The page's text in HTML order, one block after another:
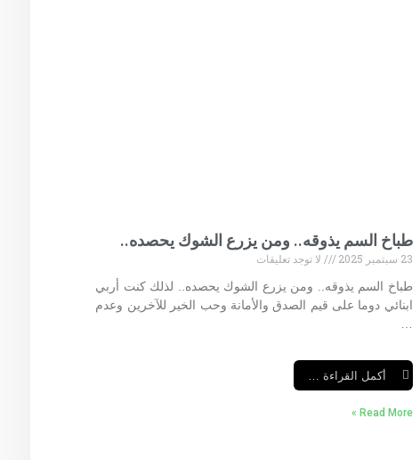
طباخ السم يذوقه.. ومن يزرع الشوك يحصده..
23 سبتمبر 2025
لا توجد تعليقات
طباخ السم يذوقه.. ومن يزرع الشوك يحصده.. لذلك كنت أربي
ابنائي دوما على قيم الصدق والأمانة وحب الخير للآخرين وعدم
…
أكمل القراءة …
Read More »